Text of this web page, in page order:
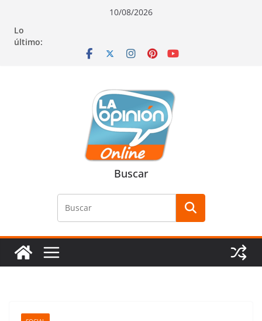
contenido
navegación
contenido
10/08/2026
Lo
último:
Buscar